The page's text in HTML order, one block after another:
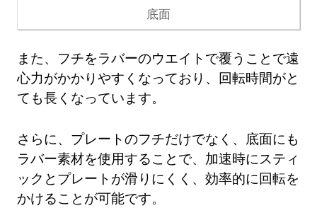
底面
また、フチをラバーのウエイトで覆うことで遠
心力がかかりやすくなっており、回転時間がと
ても長くなっています。
さらに、プレートのフチだけでなく、底面にも
ラバー素材を使用することで、加速時にスティ
ックとプレートが滑りにくく、効率的に回転を
かけることが可能です。